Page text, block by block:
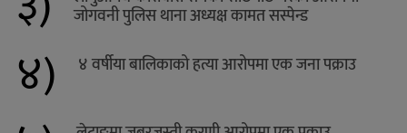
जोगवनी पुलिस थाना अध्यक्ष कामत सस्पेन्ड
४) ४ वर्षीया बालिकाको हत्या आरोपमा एक जना पक्राउ